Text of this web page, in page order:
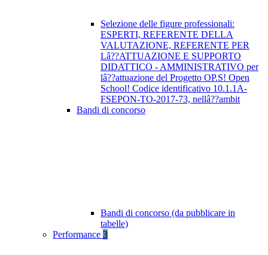
Selezione delle figure professionali:
ESPERTI, REFERENTE DELLA
VALUTAZIONE, REFERENTE PER
Lâ??ATTUAZIONE E SUPPORTO
DIDATTICO - AMMINISTRATIVO per
lâ??attuazione del Progetto OP.S! Open
School! Codice identificativo 10.1.1A-
FSEPON-TO-2017-73, nellâ??ambit
Bandi di concorso
Bandi di concorso (da pubblicare in
tabelle)
Performance 3